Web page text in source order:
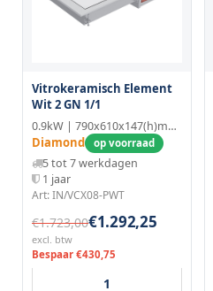
Vitrokeramisch Element
Wit 2 GN 1/1
0.9kW | 790x610x147(h)mm | 2x GN 1/1
Diamond op voorraad
5 tot 7 werkdagen
1 jaar
Art: IN/VCX08-PWT
€1.723,00€1.292,25
excl. btw
Bespaar €430,75